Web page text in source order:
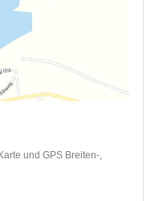
und GPS Breiten-,